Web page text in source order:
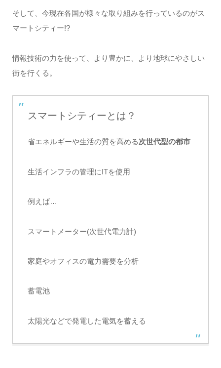
そして、今現在各国が様々な取り組みを行っているのがス
マートシティー!?
情報技術の力を使って、より豊かに、より地球にやさしい
街を行くる。
スマートシティーとは？
省エネルギーや生活の質を高める次世代型の都市
生活インフラの管理にITを使用
例えば…
スマートメーター(次世代電力計)
家庭やオフィスの電力需要を分析
蓄電池
太陽光などで発電した電気を蓄える